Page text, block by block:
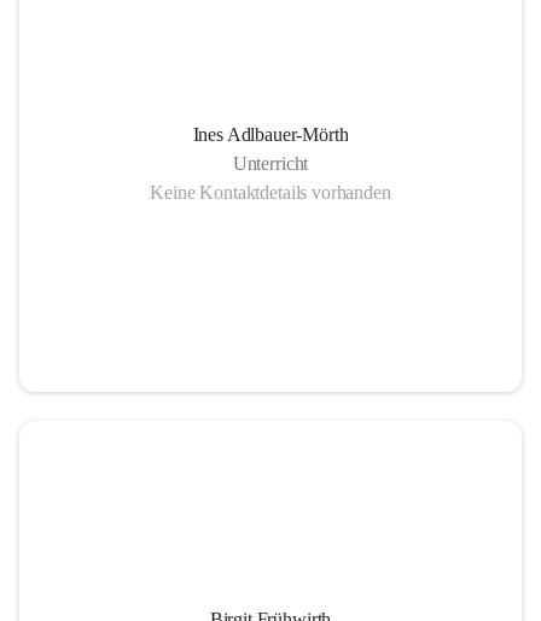
Ines Adlbauer-Mörth
Unterricht
Keine Kontaktdetails vorhanden